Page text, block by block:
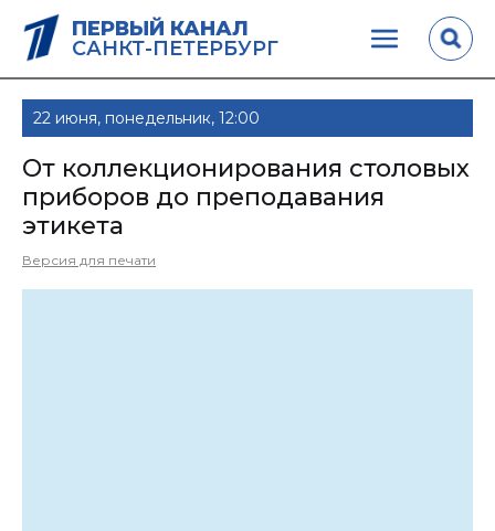
ПЕРВЫЙ КАНАЛ
САНКТ-ПЕТЕРБУРГ
22 июня, понедельник, 12:00
От коллекционирования столовых
приборов до преподавания
этикета
Версия для печати